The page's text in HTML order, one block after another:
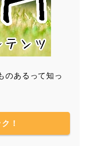
のあるって知っ
！